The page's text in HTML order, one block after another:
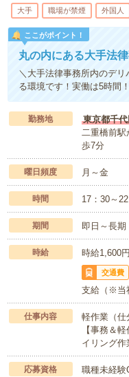
大手 職場が禁煙 外国人
ここがポイント！
丸の内にある大手法律
＼大手法律事務所内のデ
る環境です！実働は5時間
勤務地
東京都千
二重橋前駅
歩7分
曜日頻度 月～金
時間 17：30～
期間 即日～長
時給 時給1,600
交通費
支給（※当
仕事内容
軽作業（仕
【事務＆
イリング
応募資格
職種未経